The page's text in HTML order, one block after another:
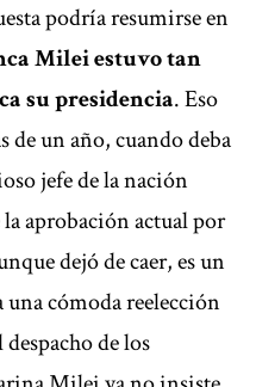
podría resumirse en
Milei estuvo tan
su presidencia. Eso
de un año, cuando deba
jefe de la nación
aprobación actual por
dejó de caer, es un
una cómoda reelección
de los